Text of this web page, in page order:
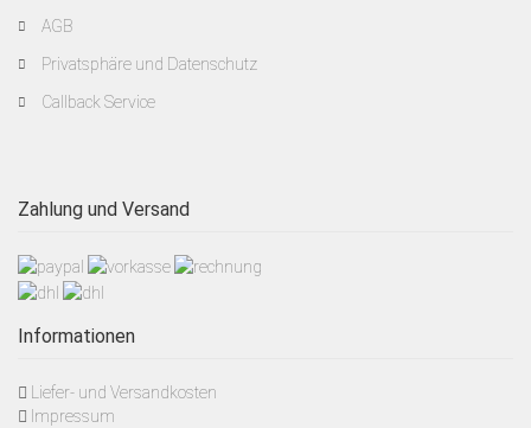
AGB
Privatsphäre und Datenschutz
Callback Service
Zahlung und Versand
Informationen
Liefer- und Versandkosten
Impressum